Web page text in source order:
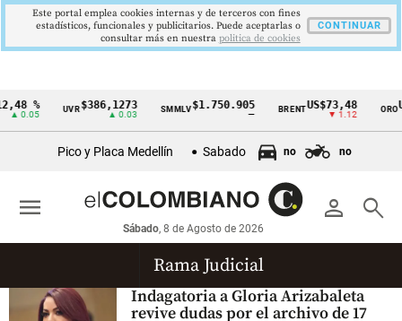
Cintillo
económicos
Colombia
%
▲ 0.05
UVR$386,1273
▲ 0.03
SMMLV $1.750.905 BRENTUS$73,48
▼ 1.12
ORO
Pico y Placa Medellín Sabado no no
person search
Sábado, 8 de Agosto de 2026
menu
Rama Judicial
Indagatoria a Gloria Arizabaleta
revive dudas por el archivo de 17
Este portal emplea cookies internas y de terceros con fines
estadísticos, funcionales y publicitarios. Puede aceptarlas o
consultar más en nuestra politica de cookies
CONTINUAR